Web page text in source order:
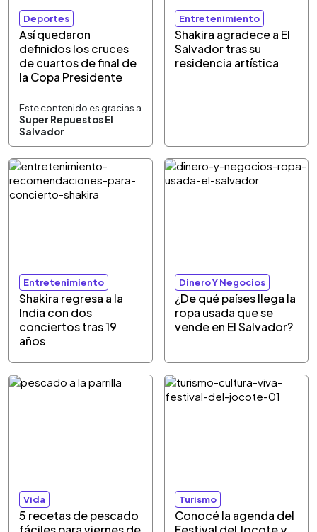
Deportes
Así quedaron
definidos los cruces
de cuartos de final de
la Copa Presidente
Este contenido es gracias a
Super Repuestos El
Salvador
Entretenimiento
Shakira agradece a El
Salvador tras su
residencia artística
Entretenimiento
Shakira regresa a la
India con dos
conciertos tras 19
años
Dinero Y Negocios
¿De qué países llega la
ropa usada que se
vende en El Salvador?
Vida
5 recetas de pescado
Turismo
Conocé la agenda del